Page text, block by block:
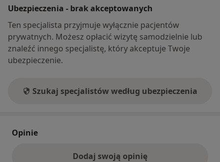
Ubezpieczenia - brak akceptowanych
Ten specjalista przyjmuje wyłącznie pacjentów
prywatnych. Możesz opłacić wizytę samodzielnie lub
znaleźć innego specjalistę, który akceptuje Twoje
ubezpieczenie.
Szukaj specjalistów według ubezpieczenia
Opinie
Dodaj swoją opinię